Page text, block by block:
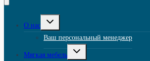
О нас
Переключить
меню
Ваш персональный менеджер
Мягкая мебель
Переключить